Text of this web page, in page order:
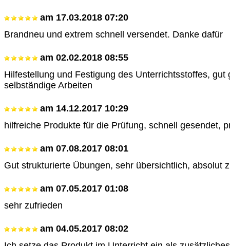
am 17.03.2018 07:20
Brandneu und extrem schnell versendet. Danke dafür
am 02.02.2018 08:55
Hilfestellung und Festigung des Unterrichtsstoffes, gut
selbständige Arbeiten
am 14.12.2017 10:29
hilfreiche Produkte für die Prüfung, schnell gesendet,
am 07.08.2017 08:01
Gut strukturierte Übungen, sehr übersichtlich, absolut
am 07.05.2017 01:08
sehr zufrieden
am 04.05.2017 08:02